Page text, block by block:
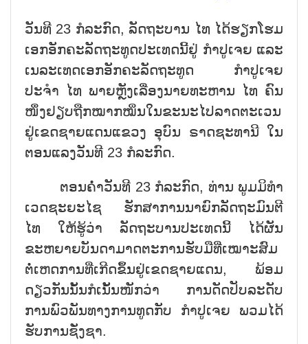
ວັນທີ 23 ກໍລະກົດ, ລັດຖະບານ ໄທ ໄດ້ຮຽກໂຮມ
ເອກອັກຄະລັດຖະທູດປະເທດນີ້ຢູ່ ກຳປູເຈຍ ແລະ
ເນລະເທດເອກອັກຄະລັດຖະທູດ ກຳປູເຈຍ
ປະຈຳ ໄທ ພາຍຫຼັງເລື່ອງນາຍທະຫານ ໄທ ຄົນ
ໜຶ່ງຢຽບຖືກໝາກໝິ່ນໃນຂະນະໄປລາດຕະເວນ
ຢູ່ເຂດຊາຍແດນແຂວງ ອຸບົນ ຣາດຊະທານີ ໃນ
ຕອນແລງວັນທີ 23 ກໍລະກົດ.
ຕອນຄ່ຳວັນທີ 23 ກໍລະກົດ, ທ່ານ ພູມມິທຳ
ເວດຊະຍະໄຊ ຮັກສາການນາຍົກລັດຖະມົນຕີ
ໄທ ໃຫ້ຮູ້ວ່າ ລັດຖະບານປະເທດນີ້ ໄດ້ຜັນ
ຂະຫຍາຍບັນດາມາດຕະການຮັບມືທີ່ເໝາະສົມ
ຕໍ່ເຫດການທີ່ເກີດຂຶ້ນຢູ່ເຂດຊາຍແດນ, ພ້ອມ
ດຽວກັນນັ້ນກໍເນັ້ນໜັກວ່າ ການດັດປັບລະດັບ
ການພົວພັນທາງການທູດກັບ ກຳປູເຈຍ ພວມໄດ້
ຮັບການຊັ່ງຊາ.